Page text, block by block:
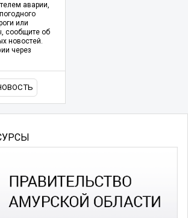
аварии,
или
сообщите об
новостей.
через